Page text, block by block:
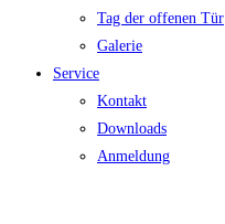
Tag der offenen Tür
Galerie
Service
Kontakt
Downloads
Anmeldung